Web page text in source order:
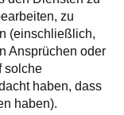
zu
(einschließlich,
Ansprüchen oder
solche
haben, dass
haben).